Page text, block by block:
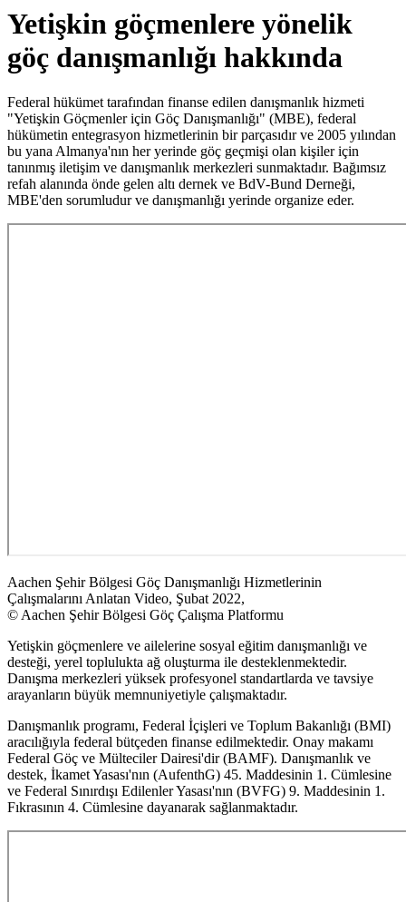
Yetişkin göçmenlere yönelik
göç danışmanlığı hakkında
Federal hükümet tarafından finanse edilen danışmanlık hizmeti
"Yetişkin Göçmenler için Göç Danışmanlığı" (MBE), federal
hükümetin entegrasyon hizmetlerinin bir parçasıdır ve 2005 yılından
bu yana Almanya'nın her yerinde göç geçmişi olan kişiler için
tanınmış iletişim ve danışmanlık merkezleri sunmaktadır. Bağımsız
refah alanında önde gelen altı dernek ve BdV-Bund Derneği,
MBE'den sorumludur ve danışmanlığı yerinde organize eder.
Aachen Şehir Bölgesi Göç Danışmanlığı Hizmetlerinin
Çalışmalarını Anlatan Video, Şubat 2022,
© Aachen Şehir Bölgesi Göç Çalışma Platformu
Yetişkin göçmenlere ve ailelerine sosyal eğitim danışmanlığı ve
desteği, yerel toplulukta ağ oluşturma ile desteklenmektedir.
Danışma merkezleri yüksek profesyonel standartlarda ve tavsiye
arayanların büyük memnuniyetiyle çalışmaktadır.
Danışmanlık programı, Federal İçişleri ve Toplum Bakanlığı (BMI)
aracılığıyla federal bütçeden finanse edilmektedir. Onay makamı
Federal Göç ve Mülteciler Dairesi'dir (BAMF). Danışmanlık ve
destek, İkamet Yasası'nın (AufenthG) 45. Maddesinin 1. Cümlesine
ve Federal Sınırdışı Edilenler Yasası'nın (BVFG) 9. Maddesinin 1.
Fıkrasının 4. Cümlesine dayanarak sağlanmaktadır.